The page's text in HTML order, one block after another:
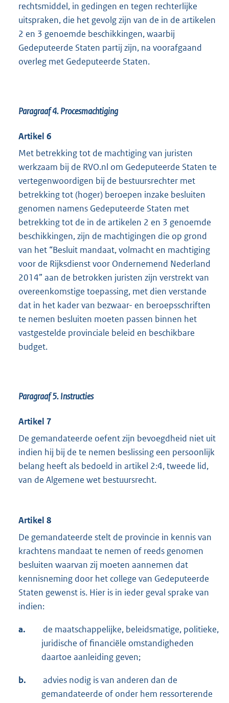
rechtsmiddel, in gedingen en tegen rechterlijke
uitspraken, die het gevolg zijn van de in de artikelen
2 en 3 genoemde beschikkingen, waarbij
Gedeputeerde Staten partij zijn, na voorafgaand
overleg met Gedeputeerde Staten.
Paragraaf 4. Procesmachtiging
Artikel 6
Met betrekking tot de machtiging van juristen
werkzaam bij de RVO.nl om Gedeputeerde Staten te
vertegenwoordigen bij de bestuursrechter met
betrekking tot (hoger) beroepen inzake besluiten
genomen namens Gedeputeerde Staten met
betrekking tot de in de artikelen 2 en 3 genoemde
beschikkingen, zijn de machtigingen die op grond
van het “Besluit mandaat, volmacht en machtiging
voor de Rijksdienst voor Ondernemend Nederland
2014” aan de betrokken juristen zijn verstrekt van
overeenkomstige toepassing, met dien verstande
dat in het kader van bezwaar- en beroepsschriften
te nemen besluiten moeten passen binnen het
vastgestelde provinciale beleid en beschikbare
budget.
Paragraaf 5. Instructies
Artikel 7
De gemandateerde oefent zijn bevoegdheid niet uit
indien hij bij de te nemen beslissing een persoonlijk
belang heeft als bedoeld in artikel 2:4, tweede lid,
van de Algemene wet bestuursrecht.
Artikel 8
De gemandateerde stelt de provincie in kennis van
krachtens mandaat te nemen of reeds genomen
besluiten waarvan zij moeten aannemen dat
kennisneming door het college van Gedeputeerde
Staten gewenst is. Hier is in ieder geval sprake van
indien:
a.
de maatschappelijke, beleidsmatige, politieke,
juridische of financiële omstandigheden
daartoe aanleiding geven;
b.
advies nodig is van anderen dan de
gemandateerde of onder hem ressorterende